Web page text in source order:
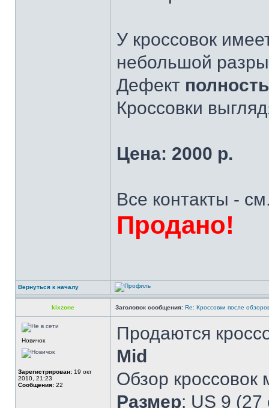
У кроссовок
небольшой
Дефект
Кроссовки
Цена: 2000 р.
Все контакты -
Продано!
Вернуться к началу
kixzone Заголовок сообщения: Re: Кроссовки после
Новичок
Зарегистрирован: 19 окт
2010, 21:23
Сообщения: 22
Продаются
Mid
Обзор
Размер: US 9 (27